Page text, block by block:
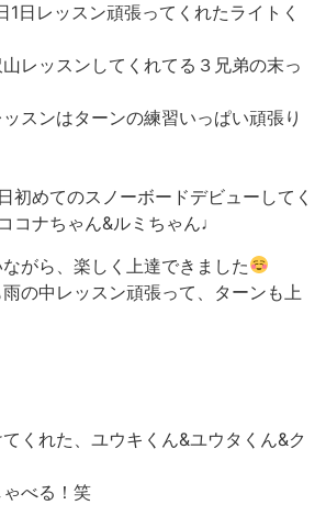
1日レッスン頑張ってくれたライトく
レッスンしてくれてる３兄弟の末っ
スンはターンの練習いっぱい頑張り
初めてのスノーボードデビューしてく
コナちゃん&ルミちゃん♩
がら、楽しく上達できました
の中レッスン頑張って、ターンも上
くれた、ユウキくん&ユウタくん&ク
べる！笑